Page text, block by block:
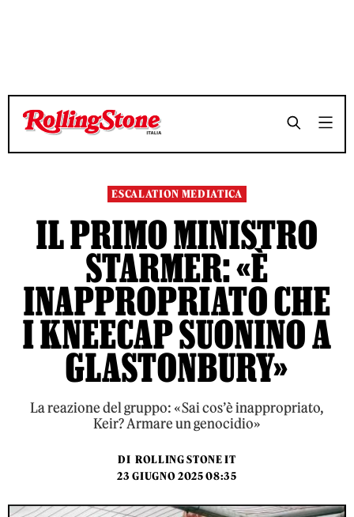
TEMPO DI LETTURA 4 MINUTI SHARE
TEMPO DI LETTURA 4 MINUTI SHARE
ESCALATION MEDIATICA
IL PRIMO MINISTRO
STARMER: «È
INAPPROPRIATO CHE
I KNEECAP SUONINO A
GLASTONBURY»
La reazione del gruppo: «Sai cos’è inappropriato,
Keir? Armare un genocidio»
DI ROLLING STONE IT
23 GIUGNO 2025 08:35